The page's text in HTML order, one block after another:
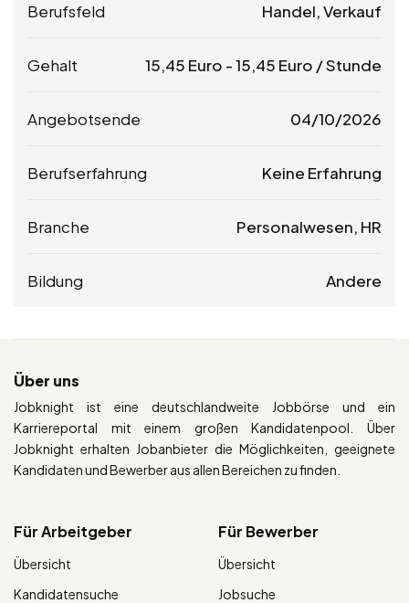
Berufsfeld Handel, Verkauf
Gehalt 15,45 Euro -15,45 Euro / Stunde
Angebotsende 04/10/2026
Berufserfahrung Keine Erfahrung
Branche Personalwesen, HR
Bildung Andere
Über uns
Jobknight ist eine deutschlandweite Jobbörse und ein
Karriereportal mit einem großen Kandidatenpool. Über
Jobknight erhalten Jobanbieter die Möglichkeiten, geeignete
Kandidaten und Bewerber aus allen Bereichen zu finden.
Für Arbeitgeber
Übersicht
Kandidatensuche
Für Bewerber
Übersicht
Jobsuche